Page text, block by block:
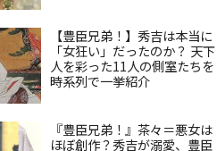
【豊臣兄弟！】秀吉は本当に
「女狂い」だったのか？ 天下
人を彩った11人の側室たちを
時系列で一挙紹介
『豊臣兄弟！』茶々＝悪女は
ほぼ創作？秀吉が溺愛、豊臣